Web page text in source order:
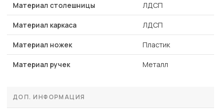
Материал столешницы ЛДСП
Материал каркаса ЛДСП
Материал ножек Пластик
Материал ручек Металл
ДОП. ИНФОРМАЦИЯ